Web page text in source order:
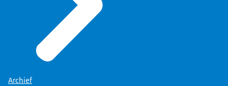
Archief